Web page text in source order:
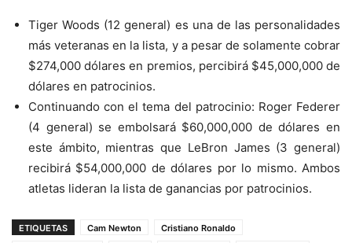
Tiger Woods (12 general) es una de las personalidades
más veteranas en la lista, y a pesar de solamente cobrar
$274,000 dólares en premios, percibirá $45,000,000 de
dólares en patrocinios.
Continuando con el tema del patrocinio: Roger Federer
(4 general) se embolsará $60,000,000 de dólares en
este ámbito, mientras que LeBron James (3 general)
recibirá $54,000,000 de dólares por lo mismo. Ambos
atletas lideran la lista de ganancias por patrocinios.
ETIQUETAS Cam Newton
Cristiano Ronaldo